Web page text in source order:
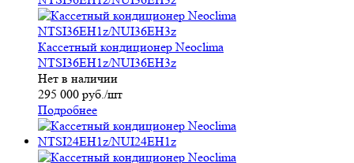
Кассетный кондиционер Neoclima
NTSI36EH1z/NUI36EH3z
Нет в наличии
295 000 руб./шт
Подробнее